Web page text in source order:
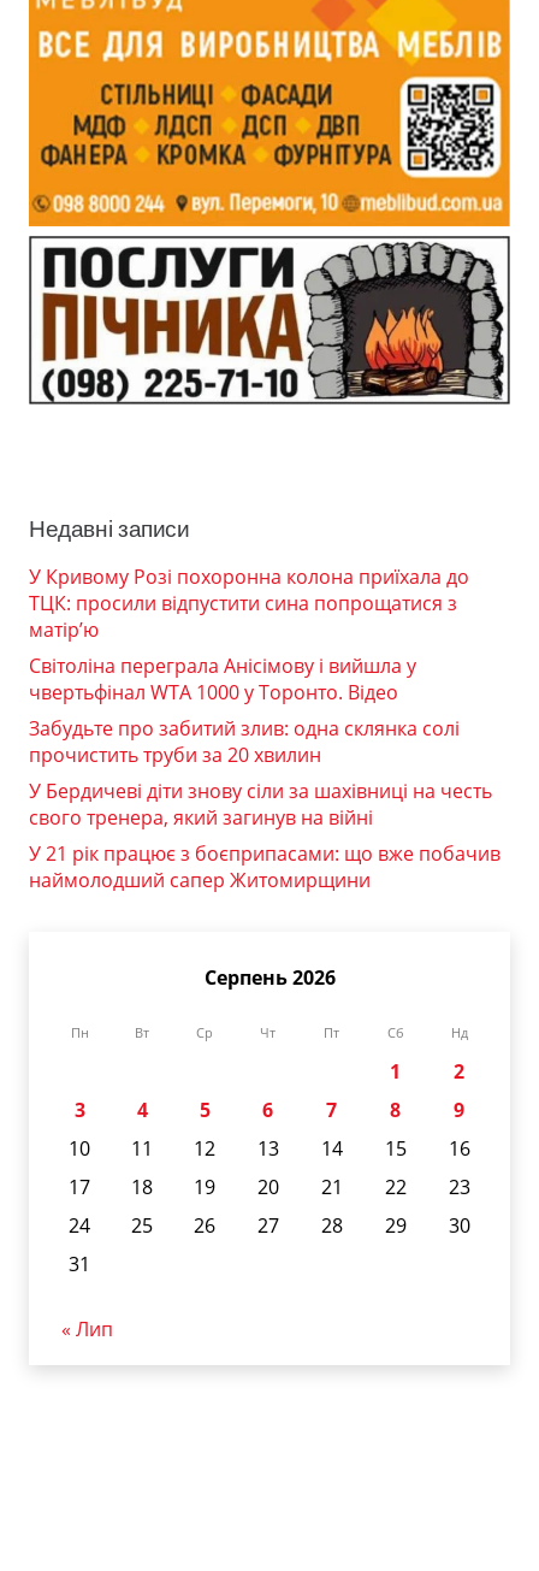
Недавні записи
У Кривому Розі похоронна колона приїхала до
ТЦК: просили відпустити сина попрощатися з
матір’ю
Світоліна переграла Анісімову і вийшла у
чвертьфінал WTA 1000 у Торонто. Відео
Забудьте про забитий злив: одна склянка солі
прочистить труби за 20 хвилин
У Бердичеві діти знову сіли за шахівниці на честь
свого тренера, який загинув на війні
У 21 рік працює з боєприпасами: що вже побачив
наймолодший сапер Житомирщини
Серпень 2026
Пн Вт Ср Чт Пт Сб Нд
1
2
3
4 5 6 7 8
9
10
11 12 13 14 15
16
17
18 19 20 21 22
23
24
25 26 27 28 29
30
31
« Лип